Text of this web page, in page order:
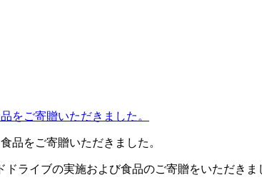
をご寄贈いただきました。
ライブの実施および食品のご寄贈をいただきま